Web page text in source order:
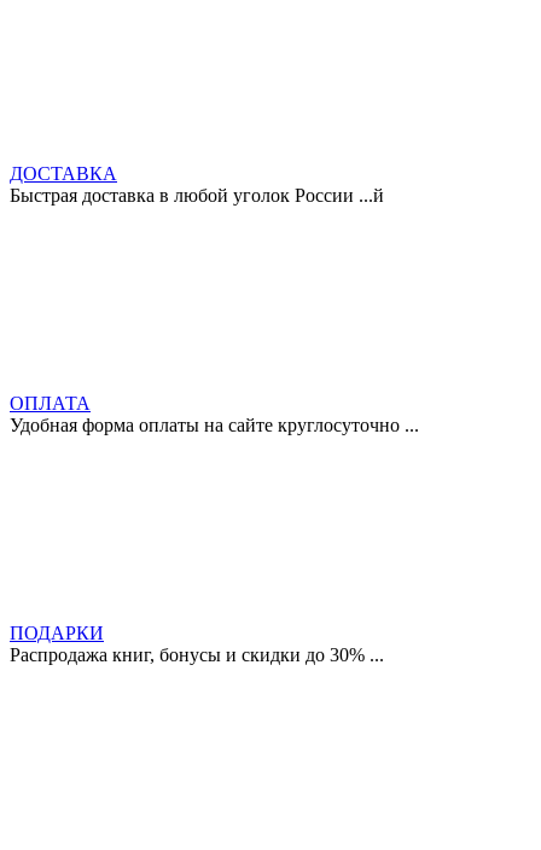
ДОСТАВКА
Быстрая доставка в любой уголок России ...й
ОПЛАТА
Удобная форма оплаты на сайте круглосуточно ...
ПОДАРКИ
Распродажа книг, бонусы и скидки до 30% ...